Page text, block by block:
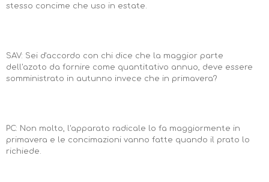
stesso concime che uso in estate.
SAV: Sei d'accordo con chi dice che la maggior parte
dell'azoto da fornire come quantitativo annuo, deve essere
somministrato in autunno invece che in primavera?
PC: Non molto, l'apparato radicale lo fa maggiormente in
primavera e le concimazioni vanno fatte quando il prato lo
richiede.